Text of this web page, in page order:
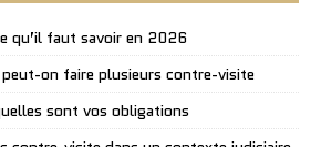
qu’il faut savoir en 2026
on faire plusieurs contre-visite
sont vos obligations